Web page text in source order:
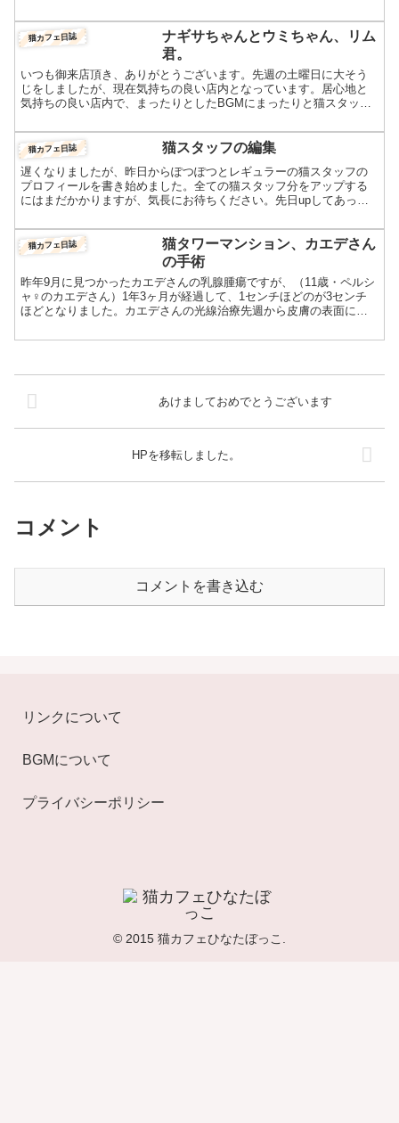
猫カフェ日誌
ナギサちゃんとウミちゃん、リム
君。
いつも御来店頂き、ありがとうございます。先週の土曜日に大そう
じをしましたが、現在気持ちの良い店内となっています。居心地と
気持ちの良い店内で、まったりとしたBGMにまったりと猫スタッフ
猫カフェ日誌 猫スタッフの編集
遅くなりましたが、昨日からぽつぽつとレギュラーの猫スタッフの
プロフィールを書き始めました。全ての猫スタッフ分をアップする
にはまだかかりますが、気長にお待ちください。先日upしてあった
猫カフェ日誌
猫タワーマンション、カエデさん
の手術
昨年9月に見つかったカエデさんの乳腺腫瘍ですが、（11歳・ペルシ
ャ♀のカエデさん）1年3ヶ月が経過して、1センチほどのが3センチ
ほどとなりました。カエデさんの光線治療先週から皮膚の表面に出
あけましておめでとうございます
HPを移転しました。
コメント
コメントを書き込む
リンクについて
BGMについて
プライバシーポリシー
© 2015 猫カフェひなたぼっこ.